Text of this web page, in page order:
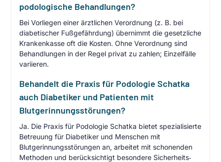
podologische Behandlungen?
Bei Vorliegen einer ärztlichen Verordnung (z. B. bei
diabetischer Fußgefährdung) übernimmt die gesetzliche
Krankenkasse oft die Kosten. Ohne Verordnung sind
Behandlungen in der Regel privat zu zahlen; Einzelfälle
variieren.
Behandelt die Praxis für Podologie Schatka
auch Diabetiker und Patienten mit
Blutgerinnungsstörungen?
Ja. Die Praxis für Podologie Schatka bietet spezialisierte
Betreuung für Diabetiker und Menschen mit
Blutgerinnungsstörungen an, arbeitet mit schonenden
Methoden und berücksichtigt besondere Sicherheits‑